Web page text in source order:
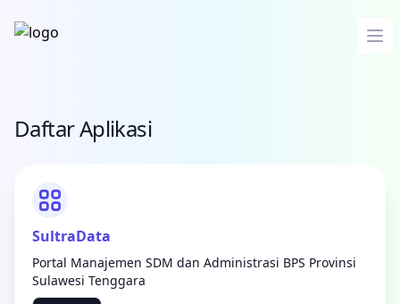
Daftar Aplikasi
SultraData
Portal Manajemen SDM dan Administrasi BPS Provinsi
Sulawesi Tenggara